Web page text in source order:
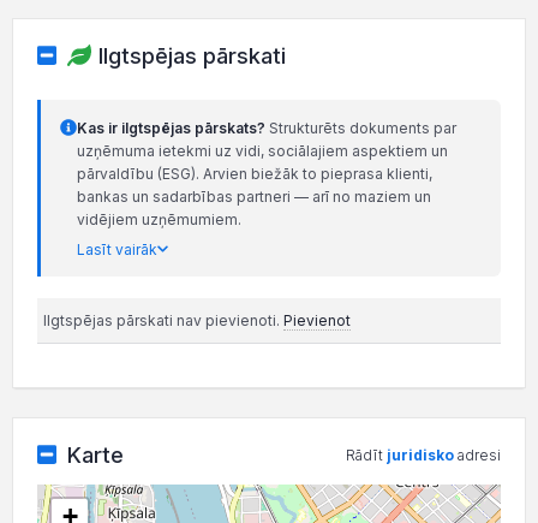
Ilgtspējas pārskati
Kas ir ilgtspējas pārskats? Strukturēts dokuments par
uzņēmuma ietekmi uz vidi, sociālajiem aspektiem un
pārvaldību (ESG). Arvien biežāk to pieprasa klienti,
bankas un sadarbības partneri — arī no maziem un
vidējiem uzņēmumiem.
Lasīt vairāk
Ilgtspējas pārskati nav pievienoti. Pievienot
Karte Rādīt juridisko adresi
+